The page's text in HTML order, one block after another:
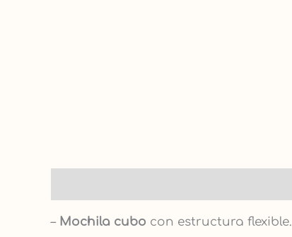
– Mochila cubo con estructura flexible.